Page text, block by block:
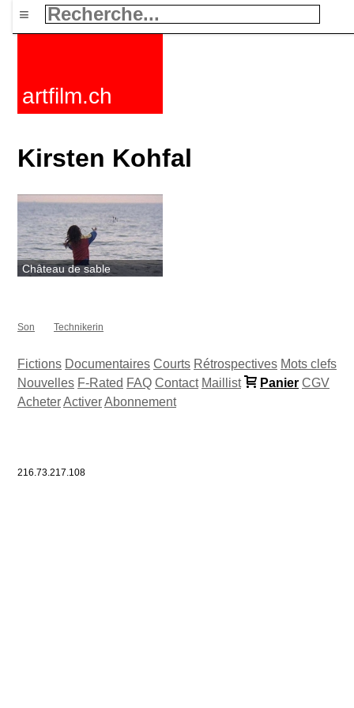
≡
artfilm.ch
Kirsten Kohfal
Château de sable
Son Technikerin
Fictions Documentaires Courts Rétrospectives Mots clefs
Nouvelles F-Rated FAQ Contact Maillist Panier CGV
AcheterActiverAbonnement
216.73.217.108